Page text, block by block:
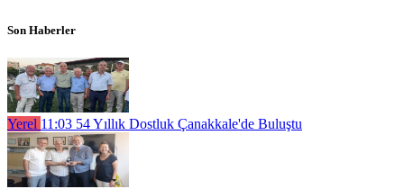
Son Haberler
Yerel 11:03 54 Yıllık Dostluk Çanakkale'de Buluştu